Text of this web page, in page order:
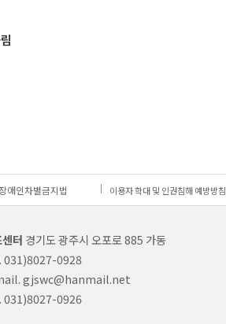
애인차별금지법 이용자 학대 및 인권침해 예방방침
터 경기도 광주시 오포로 885 가동
031)8027-0928
gjswc@hanmail.net
031)8027-0926